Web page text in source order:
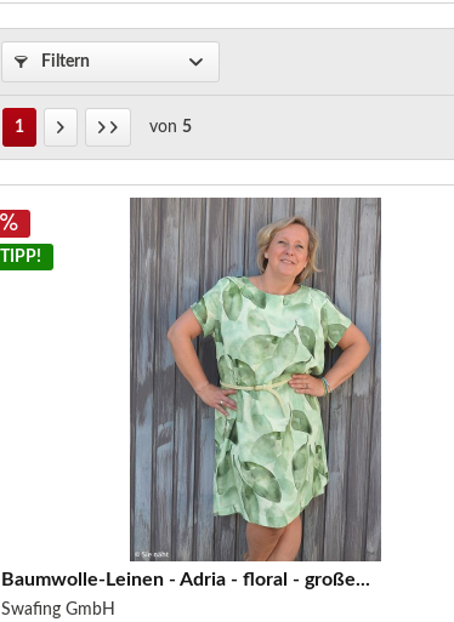
Filtern
1 von 5
TIPP!
Baumwolle-Leinen - Adria - floral - große...
Swafing GmbH